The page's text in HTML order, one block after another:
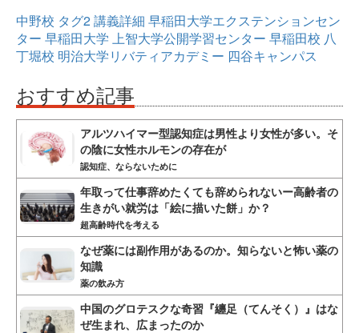
中野校 タグ2講義詳細 早稲田大学エクステンションセン
ター 早稲田大学 上智大学公開学習センター 早稲田校 八
丁堀校 明治大学リバティアカデミー 四谷キャンパス
おすすめ記事
アルツハイマー型認知症は男性より女性が多い。そ
の陰に女性ホルモンの存在が
認知症、ならないために
年取って仕事辞めたくても辞められないー高齢者の
生きがい就労は「絵に描いた餅」か？
超高齢時代を考える
なぜ薬には副作用があるのか。知らないと怖い薬の
知識
薬の飲み方
中国のグロテスクな奇習『纏足（てんそく）』はな
ぜ生まれ、広まったのか